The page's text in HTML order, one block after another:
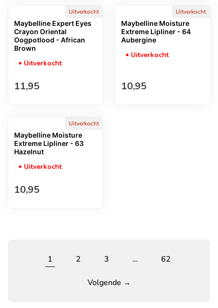
Uitverkocht
Maybelline Expert Eyes
Crayon Oriental
Oogpotlood - African
Brown
Uitverkocht
Normale prijs
11,95
Uitverkocht
Maybelline Moisture
Extreme Lipliner - 64
Aubergine
Uitverkocht
Normale prijs
10,95
Uitverkocht
Maybelline Moisture
Extreme Lipliner - 63
Hazelnut
Uitverkocht
Normale prijs
10,95
1 2 3 … 62
Volgende →